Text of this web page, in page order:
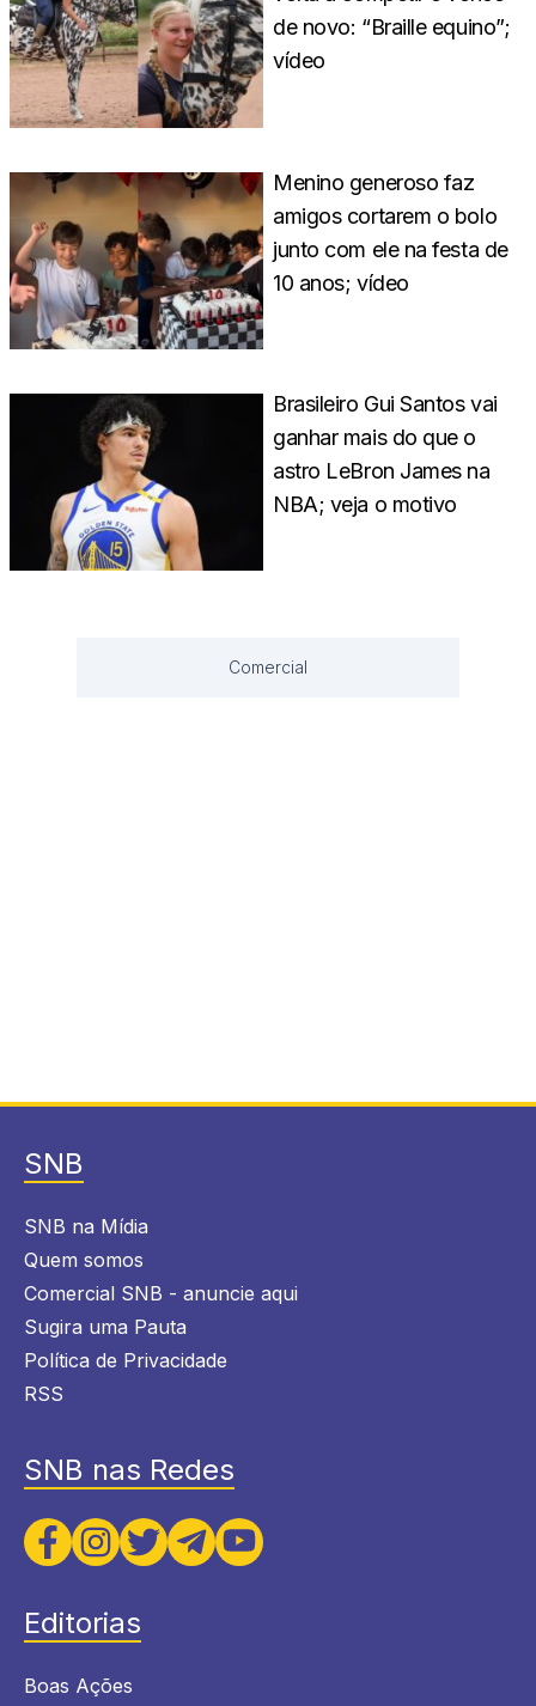
de novo: “Braille equino”;
vídeo
Menino generoso faz
amigos cortarem o bolo
junto com ele na festa de
10 anos; vídeo
Brasileiro Gui Santos vai
ganhar mais do que o
astro LeBron James na
NBA; veja o motivo
Comercial
SNB
SNB na Mídia
Quem somos
Comercial SNB - anuncie aqui
Sugira uma Pauta
Política de Privacidade
RSS
SNB nas Redes
Editorias
Boas Ações